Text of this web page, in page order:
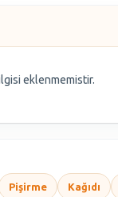
eklenmemistir.
Pişirme Kağıdı